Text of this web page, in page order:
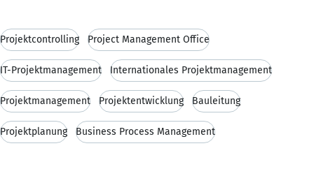
Projektcontrolling Project Management Office
IT-Projektmanagement Internationales Projektmanagement
Projektmanagement Projektentwicklung Bauleitung
Projektplanung Business Process Management